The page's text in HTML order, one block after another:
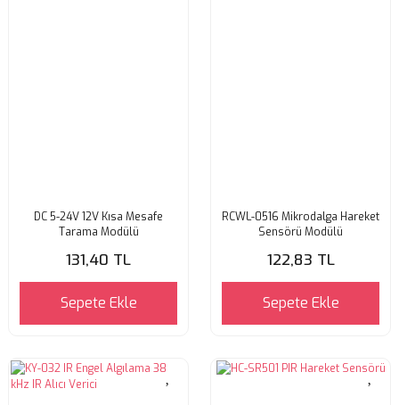
DC 5-24V 12V Kısa Mesafe
Tarama Modülü
131,40 TL
Sepete Ekle
RCWL-0516 Mikrodalga Hareket
Sensörü Modülü
122,83 TL
Sepete Ekle